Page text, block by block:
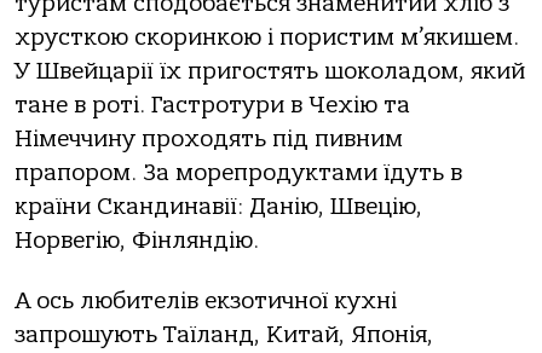
хрусткою скоринкою і пористим м’якишем.
У Швейцарії їх пригостять шоколадом, який
тане в роті. Гастротури в Чехію та
Німеччину проходять під пивним
прапором. За морепродуктами їдуть в
країни Скандинавії: Данію, Швецію,
Норвегію, Фінляндію.
А ось любителів екзотичної кухні
запрошують Таїланд, Китай, Японія,